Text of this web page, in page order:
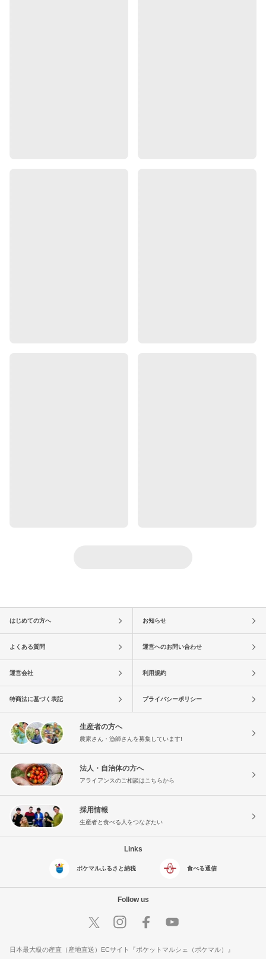
はじめての方へ お知らせ
よくある質問 運営へのお問い合わせ
運営会社 利用規約
特商法に基づく表記 プライバシーポリシー
生産者の方へ
農家さん・漁師さんを募集しています!
法人・自治体の方へ
アライアンスのご相談はこちらから
採用情報
生産者と食べる人をつなぎたい
Links
ポケマルふるさと納税 食べる通信
Follow us
日本最大級の産直（産地直送）ECサイト『ポケットマルシェ（ポケマル）』